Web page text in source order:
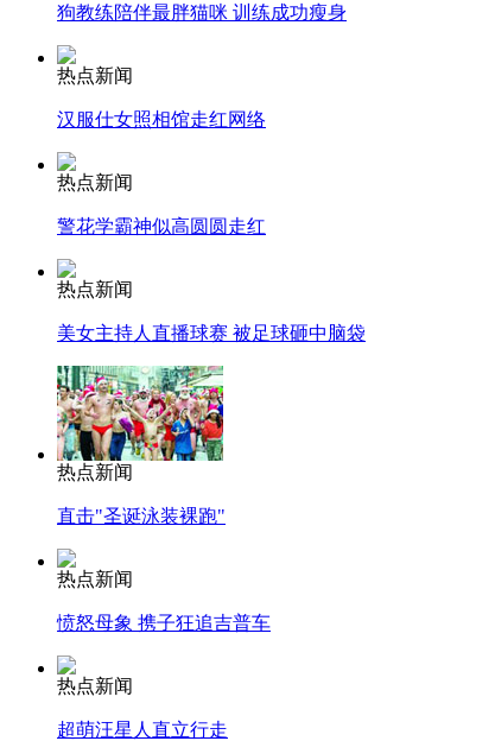
狗教练陪伴最胖猫咪 训练成功瘦身
热点新闻
汉服仕女照相馆走红网络
热点新闻
警花学霸神似高圆圆走红
热点新闻
美女主持人直播球赛 被足球砸中脑袋
热点新闻
直击"圣诞泳装裸跑"
热点新闻
愤怒母象 携子狂追吉普车
热点新闻
超萌汪星人直立行走